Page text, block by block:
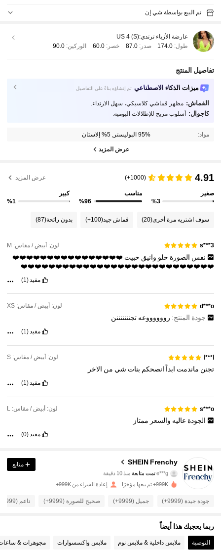
تم البيع بواسطة شي إن
عارضة الأزياء ترتدي:US 4 (S)
طول: 174.0 صدر:87.0 خصر: 60.0 الوركين: 90.0
تفاصيل المنتج
ميزات الذكاء الاصطناعي تم إنشاؤه بناءً على التفاصيل
القماش: مظهر قماشي كلاسيكي، سهل الارتداء.
كاجوال: أسلوب مريح للإطلالات اليومية.
مواد: 95% البوليستر, 5% إلاستان
عرض المزيد
4.91
(1000+) عرض المزيد
صغير
%3
مناسب
%96
كبير
%1
سوف اشتريه مرة أخرى(20) قماش جيد(100+) بدون رائحة(87)
s***3 لون: أبيض / مقاس: M
نفس الصورة حلو وانيق حبيت ❤️❤️❤️❤️❤️❤️❤️❤️❤️❤️❤️❤️❤️❤️❤️❤️
❤️❤️❤️❤️❤️❤️❤️❤️❤️❤️❤️❤️❤️❤️❤️❤️❤️❤️❤️❤️❤️❤️❤️❤️❤️❤️❤️❤️
مفيد(1)
d***o لون: أبيض / مقاس: XS
جودة المنتج: رووووووعه تجنننننننن
مفيد(1)
ا***ا لون: أبيض / مقاس: S
تجنن ماندمت ابداً انصحكم بنات شي من الاخر
مفيد(1)
s***o لون: أبيض / مقاس: L
الجودة عاليه والسعر ممتاز
مفيد(0)
SHEIN Frenchy
e***g تمت متابعةمنذ 10 دقيقة
A***sتتصفح
4.91
4.91 876K متابعون
متابع
999K+ تم بيعها مؤخرًا إعادة الشراء من 999K+
جودة جيدة (9999+) جميل (9999+) صحيح للصورة (9999+) ناعم (9999+)
ربما يعجبك هذا أيضاً
التوصية ملابس داخلية & ملابس نوم ملابس واكسسوارات مجوهرات &